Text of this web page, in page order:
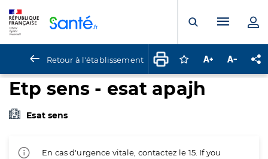
Ouvrir laMenu
Retour à l'établissement Connectez-vous
Augmenter la
Etp sens - esat apajh
Esat sens
En cas d'urgence vitale, contactez le 15. If you